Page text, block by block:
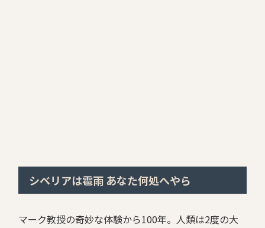
シベリアは雹雨 あなた何処へやら
マーク教授の奇妙な体験から100年。人類は2度の大